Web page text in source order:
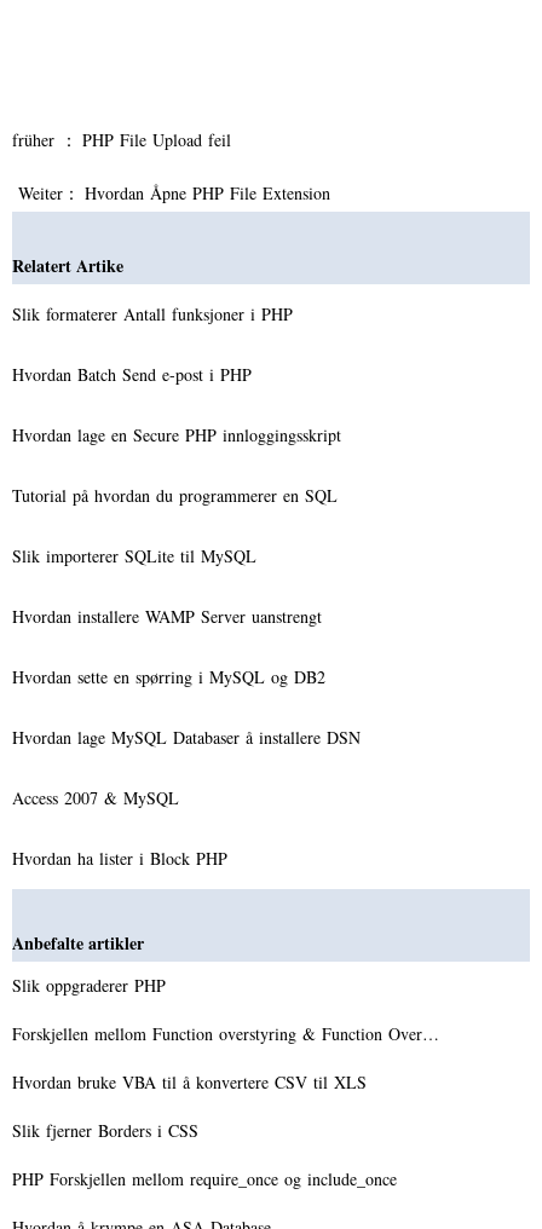
früher ： PHP File Upload feil
Weiter： Hvordan Åpne PHP File Extension
Relatert Artike
Slik formaterer Antall funksjoner i PHP
Hvordan Batch Send e-post i PHP
Hvordan lage en Secure PHP innloggingsskript
Tutorial på hvordan du programmerer en SQL
Slik importerer SQLite til MySQL
Hvordan installere WAMP Server uanstrengt
Hvordan sette en spørring i MySQL og DB2
Hvordan lage MySQL Databaser å installere DSN
Access 2007 & MySQL
Hvordan ha lister i Block PHP
Anbefalte artikler
Slik oppgraderer PHP
Forskjellen mellom Function overstyring & Function Over…
Hvordan bruke VBA til å konvertere CSV til XLS
Slik fjerner Borders i CSS
PHP Forskjellen mellom require_once og include_once